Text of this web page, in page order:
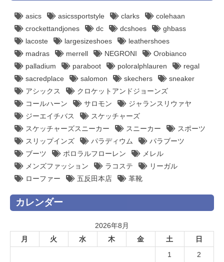
asics asicssportstyle clarks
colehaan
crockettandjones
dc dcshoes
ghbass
lacoste
largesizeshoes
leathershoes
madras
merrell NEGRONI
Orobianco
palladium
paraboot poloralphlauren
regal
sacredplace
salomon skechers
sneaker
アシックス
クロケットアンドジョーンズ
コールハーン
サロモン
ジャランスリウァヤ
ジーエイチバス
スケッチャーズ
スケッチャーズスニーカー
スニーカー
スポーツ
スリップインズ
パラディウム
パラブーツ
ブーツ
ポロラルフローレン
メレル
メンズファッション
ラコステ
リーガル
ローファー
五反田本店 革靴
カレンダー
2026年8月
月
火 水 木 金 土
日
1
2